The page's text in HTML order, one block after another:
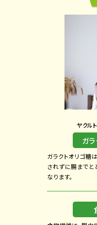
ヤクル
ガ
ガラクトオリゴ糖
されずに腸までと
なります。